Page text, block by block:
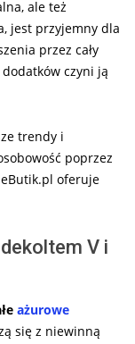
ale też
jest przyjemny dla
przez cały
czyni ją
trendy i
poprzez
oferuje
V i
ażurowe
się z niewinną